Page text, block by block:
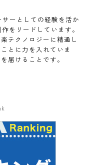
ーとしての経験を活か
をリードしています。
テクノロジーに精通し
とに力を入れていま
届けることです。